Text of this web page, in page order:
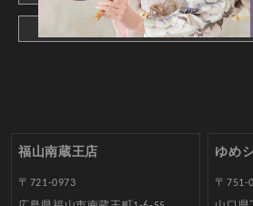
メールでお問合わせ
福山南蔵王店
〒721-0973
ゆめ
〒751-